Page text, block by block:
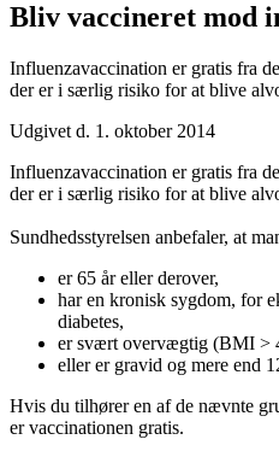
Bliv vaccineret mod
Influenzavaccination er gratis fra
der er i særlig risiko for at blive
Udgivet d. 1. oktober 2014
Influenzavaccination er gratis fra
der er i særlig risiko for at blive
Sundhedsstyrelsen anbefaler, at
er 65 år eller derover,
har en kronisk sygdom, for
diabetes,
er svært overvægtig (BMI >
eller er gravid og mere end
Hvis du tilhører en af de nævnte
er vaccinationen gratis.